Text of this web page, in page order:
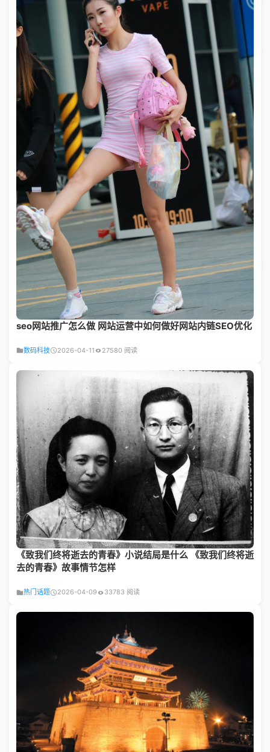
seo网站推广怎么做 网站运营中如何做好网站内链SEO优化
数码科技 2026-04-11 27580 阅读
《致我们终将逝去的青春》小说结局是什么 《致我们终将逝
去的青春》故事情节怎样
热门话题 2026-04-09 33783 阅读